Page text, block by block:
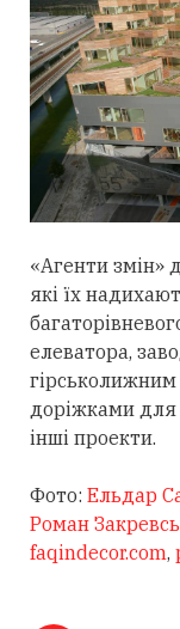
«Агенти змін»
які їх
елеватора,
доріжками для
інші проекти.
Фото: Ельдар
Роман
faqindecor.com,